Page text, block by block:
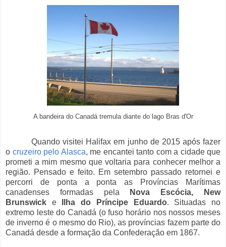
A bandeira do Canadá tremula diante do lago Bras d'Or
Quando visitei Halifax em junho de 2015 após fazer
o cruzeiro pelo Alasca, me encantei tanto com a cidade que
prometi a mim mesmo que voltaria para conhecer melhor a
região. Pensado e feito. Em setembro passado retornei e
percorri de ponta a ponta as Províncias Marítimas
canadenses formadas pela
Nova Escócia, New
Brunswick eIlha do Príncipe Eduardo. Situadas no
extremo leste do Canadá (o fuso horário nos nossos meses
de inverno é o mesmo do Rio), as províncias fazem parte do
Canadá desde a formação da Confederação em 1867.